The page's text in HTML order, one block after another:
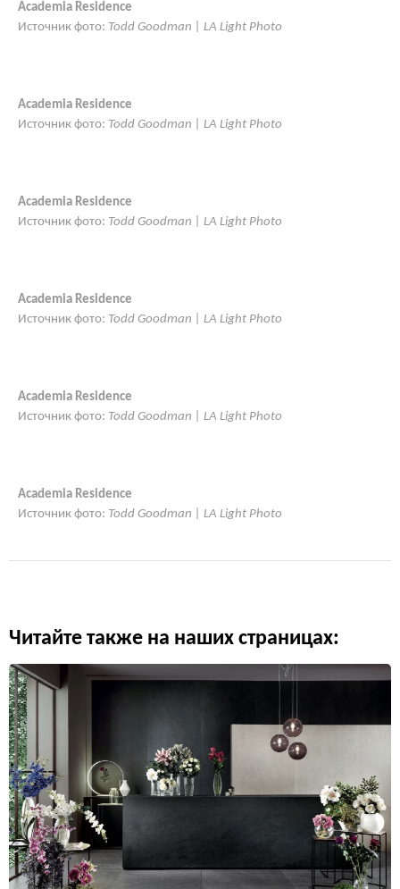
Academia Residence
Источник фото: Todd Goodman | LA Light Photo
Academia Residence
Источник фото: Todd Goodman | LA Light Photo
Academia Residence
Источник фото: Todd Goodman | LA Light Photo
Academia Residence
Источник фото: Todd Goodman | LA Light Photo
Academia Residence
Источник фото: Todd Goodman | LA Light Photo
Academia Residence
Источник фото: Todd Goodman | LA Light Photo
Читайте также на наших страницах: